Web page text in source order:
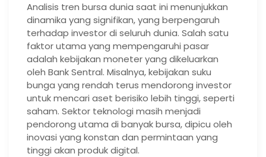
Analisis tren bursa dunia saat ini menunjukkan
dinamika yang signifikan, yang berpengaruh
terhadap investor di seluruh dunia. Salah satu
faktor utama yang mempengaruhi pasar
adalah kebijakan moneter yang dikeluarkan
oleh Bank Sentral. Misalnya, kebijakan suku
bunga yang rendah terus mendorong investor
untuk mencari aset berisiko lebih tinggi, seperti
saham. Sektor teknologi masih menjadi
pendorong utama di banyak bursa, dipicu oleh
inovasi yang konstan dan permintaan yang
tinggi akan produk digital.